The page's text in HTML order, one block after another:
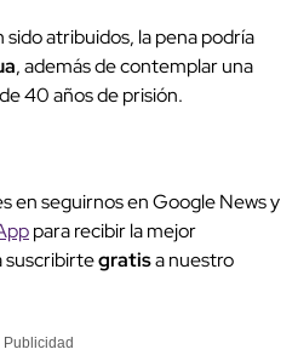
sido atribuidos, la pena podría
, además de contemplar una
40 años de prisión.
en seguirnos en Google News y
para recibir la mejor
suscribirtegratisa nuestro